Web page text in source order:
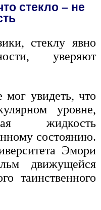
стекло – не
стеклу явно
уверяют
увидеть, что
уровне,
жидкость
состоянию.
Эмори
движущейся
таинственного